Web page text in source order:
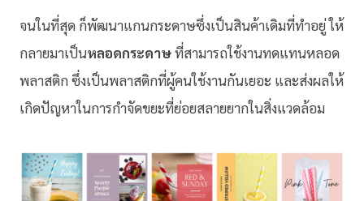
จนในที่สุด ก็พัฒนาแกนกระดาษซึ่งเป็นสินค้าเดิมที่ทำอยู่ ให้
กลายมาเป็นหลอดกระดาษที่สามารถใช้งานทดแทนหลอด
พลาสติก ซึ่งเป็นพลาสติกที่ผู้คนใช้งานกันเยอะ และส่งผลให้
เกิดปัญหาในการกำจัดขยะที่ย่อยสลายยากในสิ่งแวดล้อม